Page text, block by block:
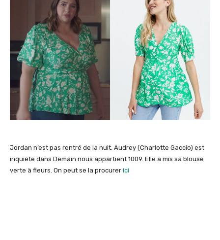
Jordan n’est pas rentré de la nuit. Audrey (Charlotte Gaccio) est
inquiète dans Demain nous appartient 1009. Elle a mis sa blouse
verte à fleurs. On peut se la procurer ici